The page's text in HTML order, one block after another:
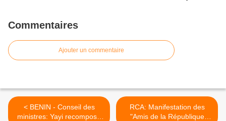
Commentaires
Ajouter un commentaire
< BENIN - Conseil des
ministres: Yayi recompose
RCA: Manifestation des
"Amis de la République